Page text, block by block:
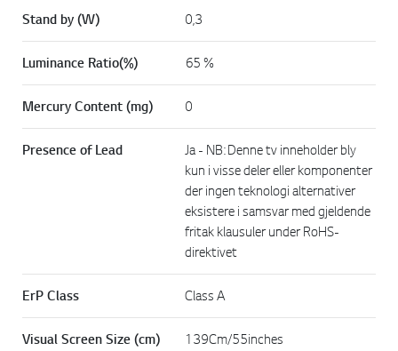
Stand by (W) 0,3
Luminance Ratio(%) 65 %
Mercury Content (mg) 0
Presence of Lead
Ja - NB: Denne tv inneholder bly
kun i visse deler eller komponenter
der ingen teknologi alternativer
eksistere i samsvar med gjeldende
fritak klausuler under RoHS-
direktivet
ErP Class Class A
Visual Screen Size (cm) 139Cm/55inches